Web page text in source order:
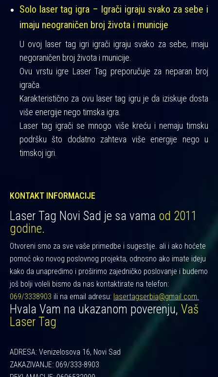
Solo laser tag igra – Igrači igraju svako za sebe i
imaju neograničen broj života i municije
U ovoj laser tag igri igrači igraju svako za sebe, imaju
negoraničen broj života i municije.
Ovu vrstu igre Laser Tag preporučuje za neparan broj
igrača.
Karakteristično za ovu laser tag igru je da iziskuje dosta
više energije nego timska igra.
Laser tag igrači se mnogo više kreću i nemaju timsku
podršku što dodatno zahteva više energije nego u
timskoj igri.
KONTAKT INFORMACIJE
Laser Tag Novi Sad je sa vama od 2011
godine.
Otvoreni smo za sve vaše primedbe i sugestije. ali i ako hoćete
pomoć oko novog poslovnog projekta, odnosno ako imate ideju
kako da unapredimo i proširimo zajedničko poslovanje i budemo
još bolji voleli bismo da nas kontaktirate na telefon:
069/3338903 ili na email adresu: lasertagserbia@gmail.com.
Hvala Vam na ukazanom poverenju, Vaš
Laser Tag
ADRESA: Venizelosova 16, Novi Sad
ZAKAZIVANJE: 069/333-8903